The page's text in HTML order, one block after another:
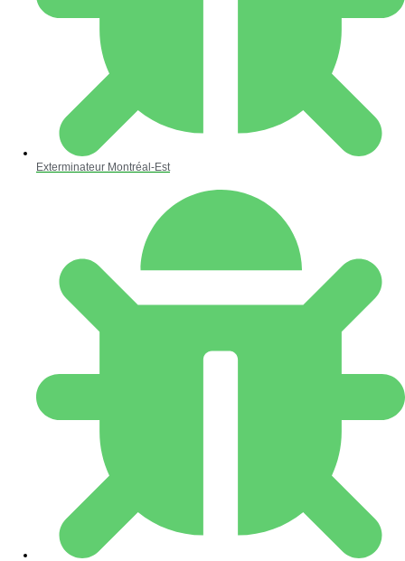
Exterminateur Montréal-Est